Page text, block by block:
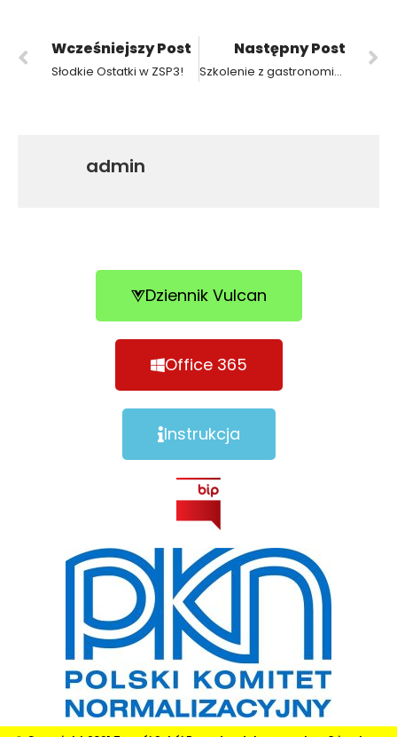
Wcześniejszy Post
Słodkie Ostatki w ZSP3!
Następny Post
Szkolenie z gastronomicznych programów kelnerskich w Restauracji Igloo!
admin
Dziennik Vulcan
Office 365
Instrukcja